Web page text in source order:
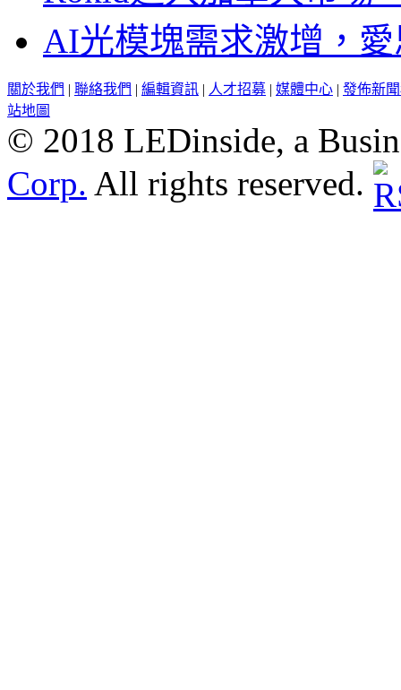
AI光模塊需求激增，
關於我們 | 聯絡我們 | 編輯資訊 | 人才招募 | 媒體中心 | 發佈新
站地圖
© 2018 LEDinside, a
Corp. All rights reserved.